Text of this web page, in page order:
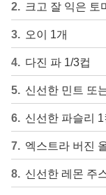
크고 잘 익은 토
오이 1개
다진 파 1/3컵
신선한 민트 또
신선한 파슬리 1
엑스트라 버진
신선한 레몬 주